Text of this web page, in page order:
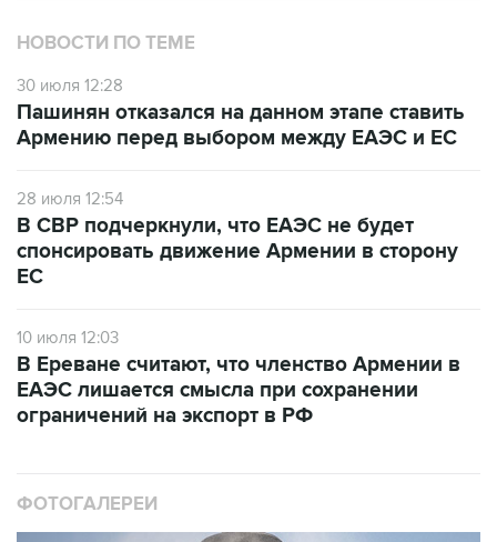
НОВОСТИ ПО ТЕМЕ
30 июля 12:28
Пашинян отказался на данном этапе ставить
Армению перед выбором между ЕАЭС и ЕС
28 июля 12:54
В СВР подчеркнули, что ЕАЭС не будет
спонсировать движение Армении в сторону
ЕС
10 июля 12:03
В Ереване считают, что членство Армении в
ЕАЭС лишается смысла при сохранении
ограничений на экспорт в РФ
ФОТОГАЛЕРЕИ